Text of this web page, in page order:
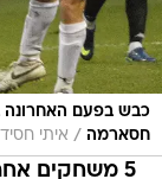
כבש בפעם האחרונה
חסארמה / איתי חסיד
5 משחקים אחרונים, מכבי נתניה